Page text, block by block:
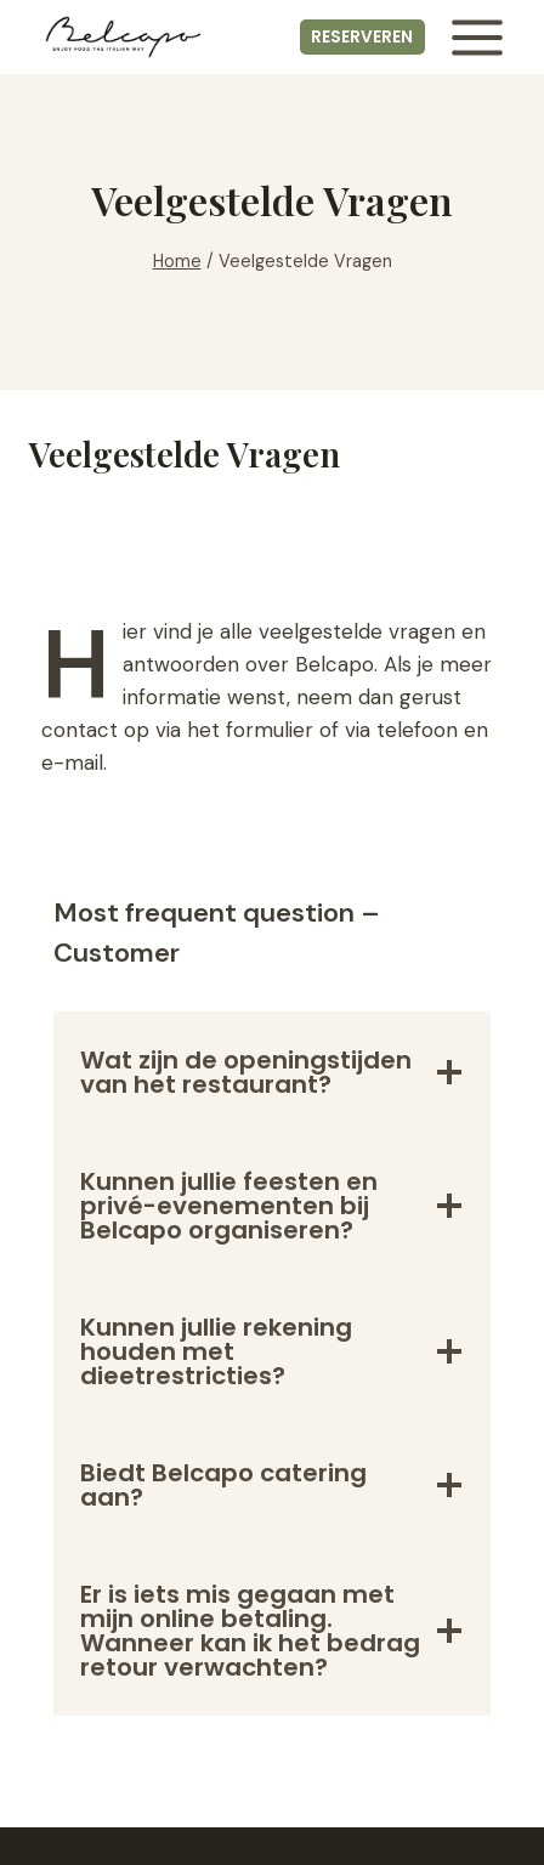
RESERVEREN
Veelgestelde Vragen
Home / Veelgestelde Vragen
Veelgestelde Vragen
H
ier vind je alle veelgestelde vragen en
antwoorden over Belcapo. Als je meer
informatie wenst, neem dan gerust
contact op via het formulier of via telefoon en
e-mail.
Most frequent question –
Customer
Wat zijn de openingstijden
van het restaurant?
Kunnen jullie feesten en
privé-evenementen bij
Belcapo organiseren?
Kunnen jullie rekening
houden met
dieetrestricties?
Biedt Belcapo catering
aan?
Er is iets mis gegaan met
mijn online betaling.
Wanneer kan ik het bedrag
retour verwachten?